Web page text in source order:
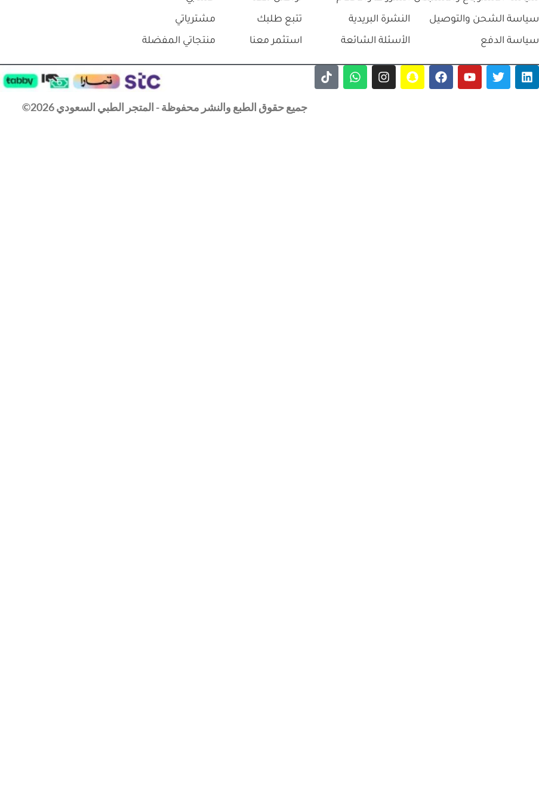
سياسة الشحن والتوصيل
سياسة الدفع
النشرة البريدية
الأسئلة الشائعة
تتبع طلبك
استثمر معنا
مشترياتي
منتجاتي المفضلة
جميع حقوق الطبع والنشر محفوظة - المتجر الطبي السعودي 2026©